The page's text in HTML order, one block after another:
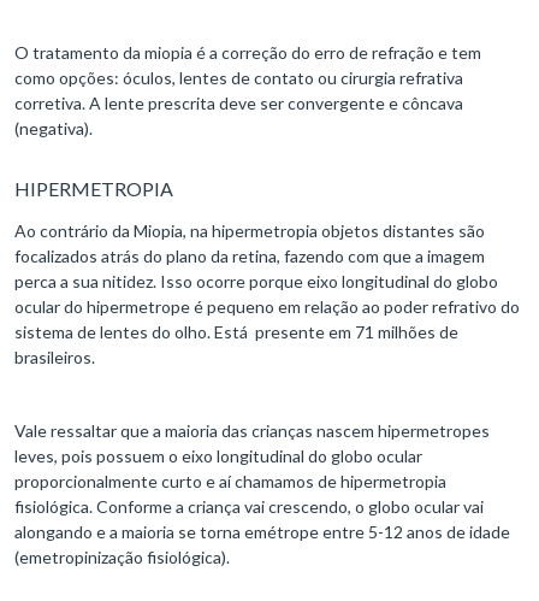
O tratamento da miopia é a correção do erro de refração e tem
como opções: óculos, lentes de contato ou cirurgia refrativa
corretiva. A lente prescrita deve ser convergente e côncava
(negativa).
HIPERMETROPIA
Ao contrário da Miopia, na hipermetropia objetos distantes são
focalizados atrás do plano da retina, fazendo com que a imagem
perca a sua nitidez. Isso ocorre porque eixo longitudinal do globo
ocular do hipermetrope é pequeno em relação ao poder refrativo do
sistema de lentes do olho. Está presente em 71 milhões de
brasileiros.
Vale ressaltar que a maioria das crianças nascem hipermetropes
leves, pois possuem o eixo longitudinal do globo ocular
proporcionalmente curto e aí chamamos de hipermetropia
fisiológica. Conforme a criança vai crescendo, o globo ocular vai
alongando e a maioria se torna emétrope entre 5-12 anos de idade
(emetropinização fisiológica).